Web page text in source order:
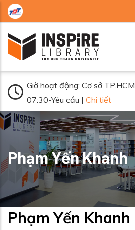
Nhảy đến nội dung
Giờ hoạt động: Cơ sở TP.HCM
07:30-Yêu cầu | Chi tiết
Phạm Yến Khanh
Phạm Yến Khanh